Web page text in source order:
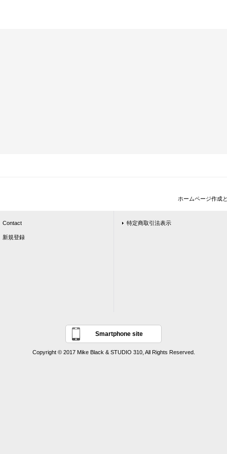
ホームページ作成
Contact
新規登録
特定商取引法表示
Smartphone site
Copyright © 2017 Mike Black & STUDIO 310, All Rights Reserved.